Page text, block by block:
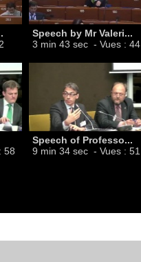
Speech by Mr Valeri...
3 min 43 sec - Vues : 44
58
Speech of Professo...
9 min 34 sec - Vues : 51